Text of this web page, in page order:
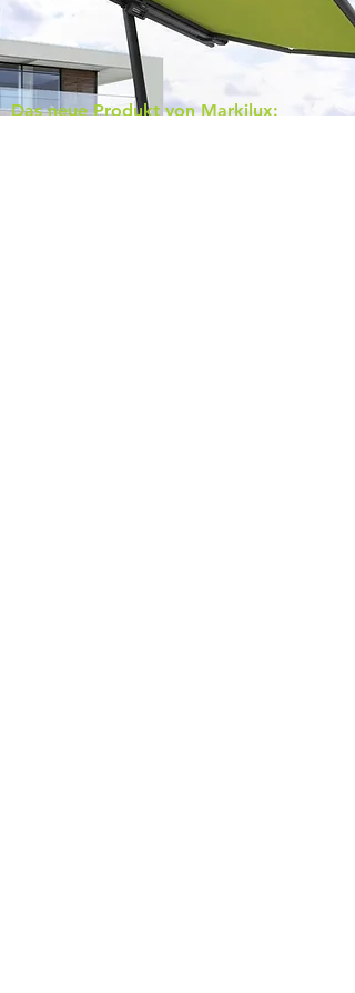
Das neue Produkt von Markilux: